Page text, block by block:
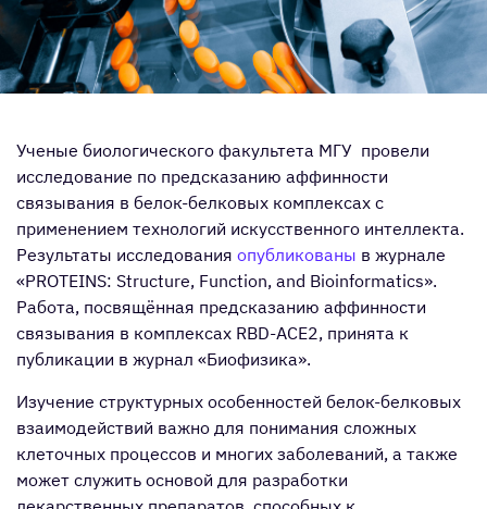
Ученые биологического факультета МГУ провели
исследование по предсказанию аффинности
связывания в белок-белковых комплексах с
применением технологий искусственного интеллекта.
Результаты исследования опубликованы в журнале
«PROTEINS: Structure, Function, and Bioinformatics».
Работа, посвящённая предсказанию аффинности
связывания в комплексах RBD-ACE2, принята к
публикации в журнал «Биофизика».
Изучение структурных особенностей белок-белковых
взаимодействий важно для понимания сложных
клеточных процессов и многих заболеваний, а также
может служить основой для разработки